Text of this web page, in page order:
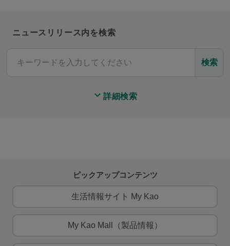
ニュースリリース内を検索
検索
詳細検索
ピックアップコンテンツ
生活情報サイト My Kao
My Kao Mall（製品情報）